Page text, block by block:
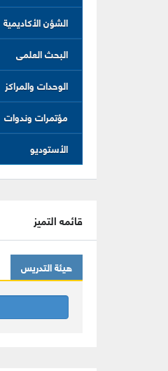
الشؤن الأكاديمية
البحث العلمى
الوحدات والمراكز
مؤتمرات وندوات
الأستوديو
قائمه التميز
هيئة التدريس